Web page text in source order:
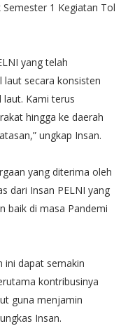
1 Kegiatan Tol
yang telah
secara konsisten
Kami terus
hingga ke daerah
ungkap Insan.
yang diterima oleh
dari Insan PELNI yang
baik di masa Pandemi
ini dapat semakin
kontribusinya
guna menjamin
Insan.